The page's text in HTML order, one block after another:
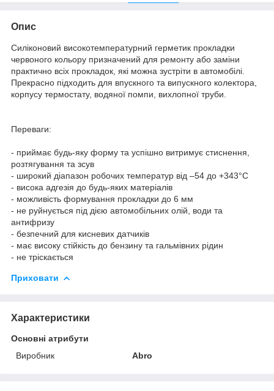
Опис
Силіконовий високотемпературний герметик прокладки
червоного кольору призначений для ремонту або заміни
практично всіх прокладок, які можна зустріти в автомобілі.
Прекрасно підходить для впускного та випускного колектора,
корпусу термостату, водяної помпи, вихлопної труби.
Переваги:
- приймає будь-яку форму та успішно витримує стиснення,
розтягування та зсув
- широкий діапазон робочих температур від –54 до +343°С
- висока адгезія до будь-яких матеріалів
- можливість формування прокладки до 6 мм
- не руйнується під дією автомобільних олій, води та
антифризу
- безпечний для кисневих датчиків
- має високу стійкість до бензину та гальмівних рідин
- не тріскається
Приховати
Характеристики
Основні атрибути
Виробник
Abro